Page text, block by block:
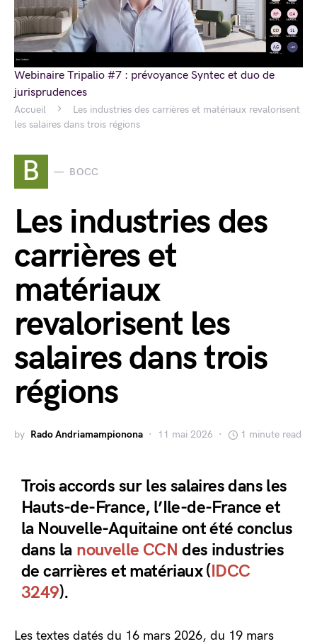
Accueil
Les industries des carrières et matériaux revalorisent
les salaires dans trois régions
B BOCC
Les industries des
carrières et
matériaux
revalorisent les
salaires dans trois
régions
by Rado Andriamampionona 11 mai 2026 1 minute read
Trois accords sur les salaires dans les
Hauts-de-France, l’Ile-de-France et
la Nouvelle-Aquitaine ont été conclus
dans la nouvelle CCNdes industries
de carrières et matériaux (IDCC
3249).
Les textes datés du 16 mars 2026, du 19 mars
Webinaire Tripalio #7 : prévoyance Syntec et duo de
jurisprudences